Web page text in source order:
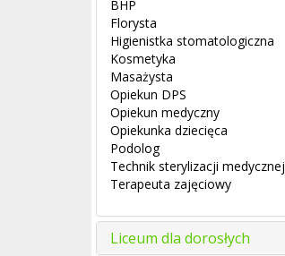
BHP
Florysta
Higienistka stomatologiczna
Kosmetyka
Masażysta
Opiekun DPS
Opiekun medyczny
Opiekunka dziecięca
Podolog
Technik sterylizacji medycznej
Terapeuta zajęciowy
Liceum dla dorosłych